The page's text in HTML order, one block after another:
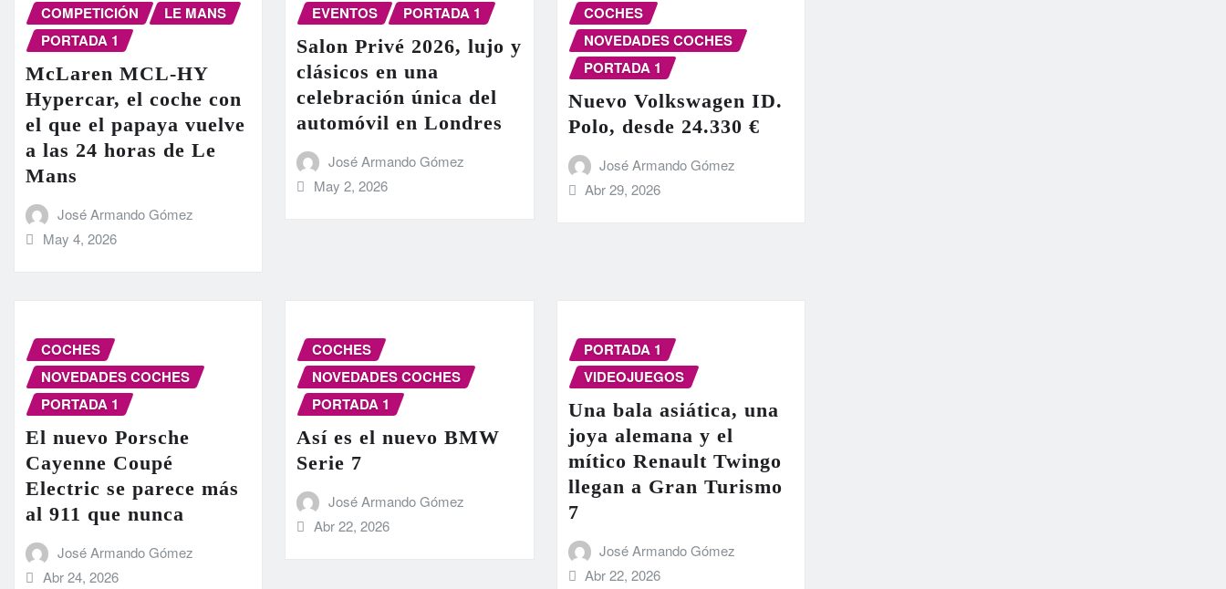
COMPETICIÓN
LE MANS
PORTADA 1
McLaren MCL-HY
Hypercar, el coche con
el que el papaya vuelve
a las 24 horas de Le
Mans
José Armando Gómez
May 4, 2026
EVENTOS PORTADA 1
Salon Privé 2026, lujo y
clásicos en una
celebración única del
automóvil en Londres
José Armando Gómez
May 2, 2026
COCHES
NOVEDADES COCHES
PORTADA 1
Nuevo Volkswagen ID.
Polo, desde 24.330 €
José Armando Gómez
Abr 29, 2026
COCHES
NOVEDADES COCHES
PORTADA 1
El nuevo Porsche
Cayenne Coupé
Electric se parece más
al 911 que nunca
José Armando Gómez
Abr 24, 2026
COCHES
NOVEDADES COCHES
PORTADA 1
Así es el nuevo BMW
Serie 7
José Armando Gómez
Abr 22, 2026
PORTADA 1
VIDEOJUEGOS
Una bala asiática, una
joya alemana y el
mítico Renault Twingo
llegan a Gran Turismo
7
José Armando Gómez
Abr 22, 2026